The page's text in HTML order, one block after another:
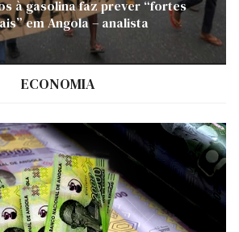
à gasolina faz prever “fortes
em Angola – analista
ECONOMIA